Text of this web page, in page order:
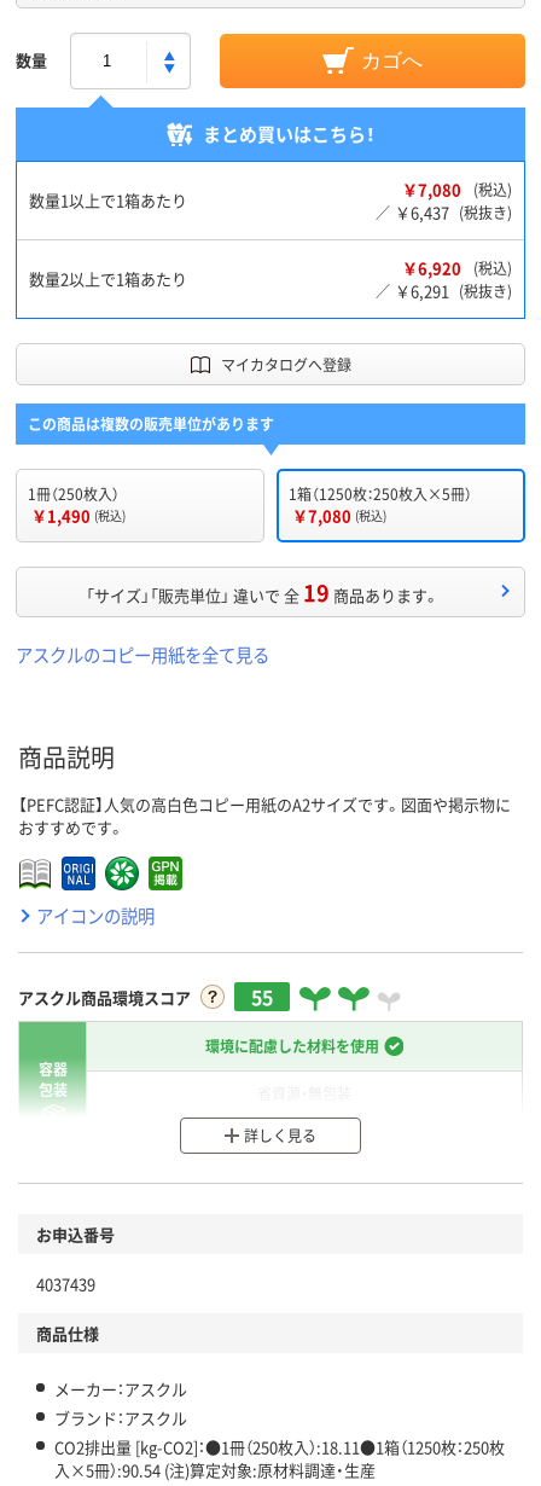
数量 カゴへ
まとめ買いはこちら！
数量1以上で1箱あたり ￥7,080
(税込)
／ ￥6,437 (税抜き)
数量2以上で1箱あたり ￥6,920
(税込)
／ ￥6,291 (税抜き)
マイカタログへ登録
この商品は複数の販売単位があります
1冊（250枚入）
￥1,490 (税込)
1箱（1250枚：250枚入×5冊）
￥7,080 (税込)
「サイズ」「販売単位」 違いで 全 19 商品あります。
アスクルのコピー用紙を全て見る
商品説明
【PEFC認証】人気の高白色コピー用紙のA2サイズです。図面や掲示物に
おすすめです。
アイコンの説明
アスクル商品環境スコア 55
容器
包装
環境に配慮した材料を使用
分別・リサイクルしやすい設計
商品
本体
仕組
温室効果ガスなどの削減
詳しく見る
お申込番号
4037439
商品仕様
メーカー：アスクル
ブランド：アスクル
CO2排出量 [kg-CO2]：●1冊（250枚入）:18.11●1箱（1250枚：250枚
入×5冊）:90.54 (注)算定対象:原材料調達・生産